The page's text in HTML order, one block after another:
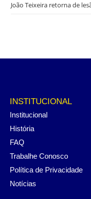
João Teixeira retorna de
INSTITUCIONAL
Institucional
História
FAQ
Trabalhe Conosco
Política de Privacidade
Notícias